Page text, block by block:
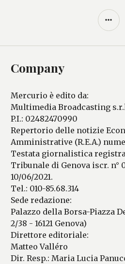
Company
Mercurio è edito da:
Multimedia Broadcasting
P.I.: 02482470990
Repertorio delle notizie
Amministrative (R.E.A.)
Testata giornalistica
Tribunale di Genova iscr. n°
10/06/2021.
Tel.: 010-85.68.314
Sede redazione:
Palazzo della Borsa-Piazza
2/38 - 16121 Genova)
Direttore editoriale:
Matteo Valléro
Dir. Resp.: Maria Lucia